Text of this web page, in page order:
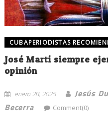
CUBAPERIODISTAS
José Martí siempre
opinión
enero 28, 2025
Jesús
Becerra
Comment(0)